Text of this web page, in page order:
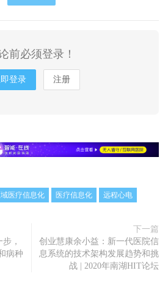
前必须登录！
登录 注册
域医疗信息化 医疗信息化 远程心电
，
病种
下一篇
创业慧康余小益：新一代医院信
息系统的技术架构发展趋势和挑
战 | 2020年南湖HIT论坛